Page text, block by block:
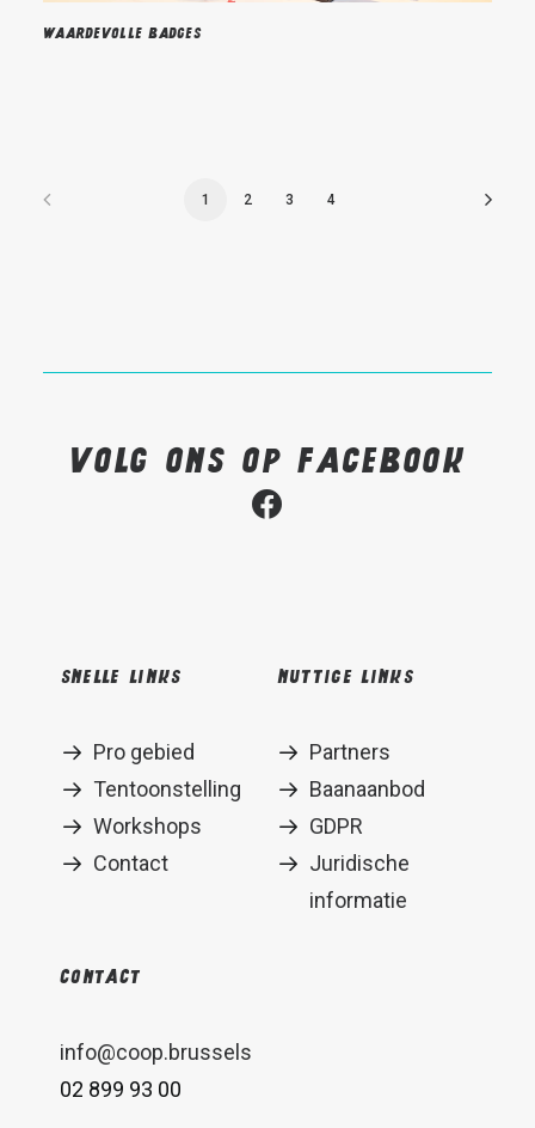
Waardevolle badges
1 2 3 4
Volg ons op Facebook
Snelle links
Pro gebied
Tentoonstelling
Workshops
Contact
Nuttige links
Partners
Baanaanbod
GDPR
Juridische
informatie
Contact
info@coop.brussels
02 899 93 00